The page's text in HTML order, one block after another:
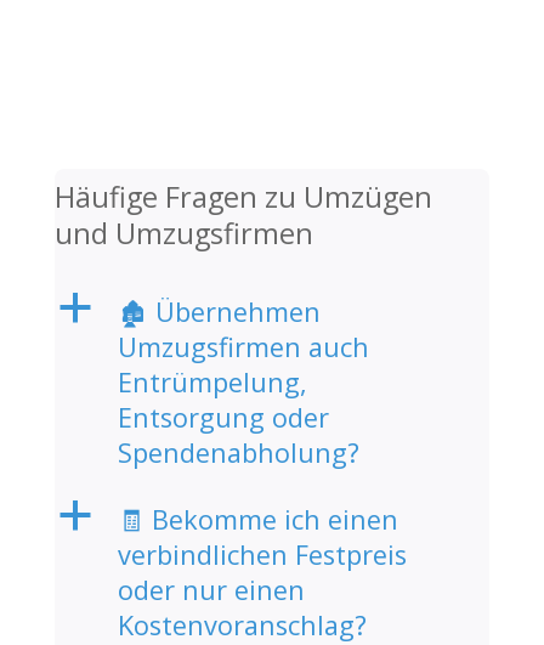
Häufige Fragen zu Umzügen
und Umzugsfirmen
a
🏚️ Übernehmen
Umzugsfirmen auch
Entrümpelung,
Entsorgung oder
Spendenabholung?
a
🧾 Bekomme ich einen
verbindlichen Festpreis
oder nur einen
Kostenvoranschlag?